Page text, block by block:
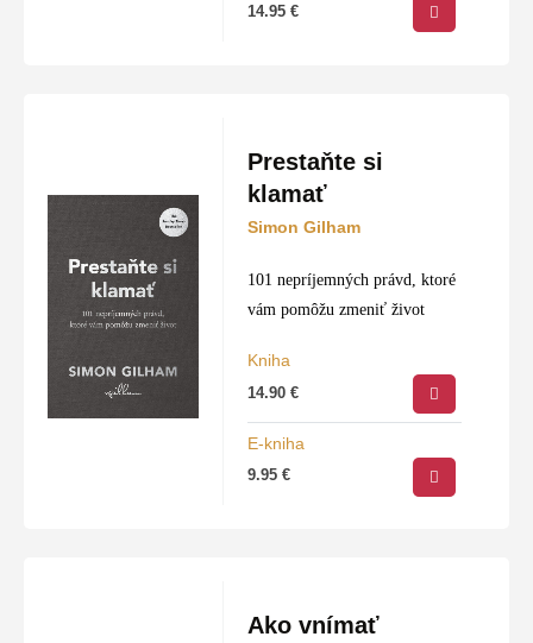
14.95€
Prestaňte si
klamať
Simon Gilham
101 nepríjemných právd, ktoré
vám pomôžu zmeniť život
Kniha
14.90€
E-kniha
9.95€
Ako vnímať